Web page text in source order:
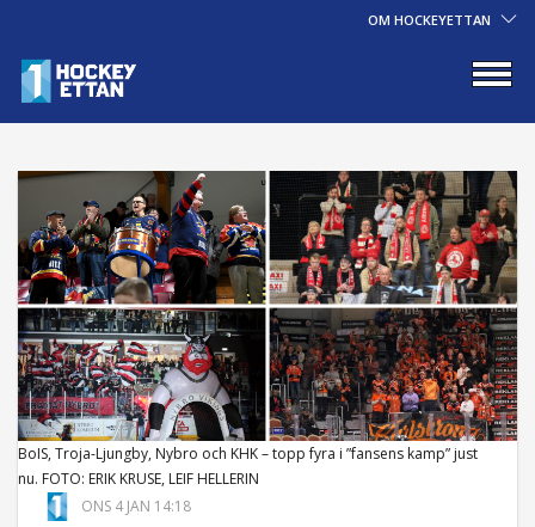
OM HOCKEYETTAN
BoIS, Troja-Ljungby, Nybro och KHK – topp fyra i ”fansens kamp” just
nu. FOTO: ERIK KRUSE, LEIF HELLERIN
ONS 4 JAN 14:18